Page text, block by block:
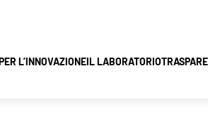
L’INNOVAZIONEIL LABORATORIO